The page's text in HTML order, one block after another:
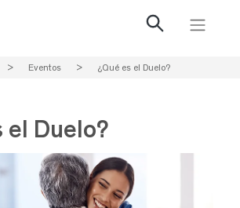
> Eventos > ¿Qué es el Duelo?
el Duelo?